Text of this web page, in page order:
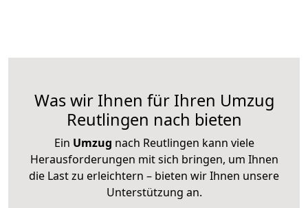
Was wir Ihnen für Ihren Umzug
Reutlingen nach bieten
Ein Umzug nach Reutlingen kann viele
Herausforderungen mit sich bringen, um Ihnen
die Last zu erleichtern – bieten wir Ihnen unsere
Unterstützung an.